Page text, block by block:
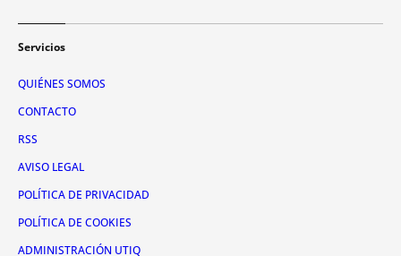
Servicios
QUIÉNES SOMOS
CONTACTO
RSS
AVISO LEGAL
POLÍTICA DE PRIVACIDAD
POLÍTICA DE COOKIES
ADMINISTRACIÓN UTIQ